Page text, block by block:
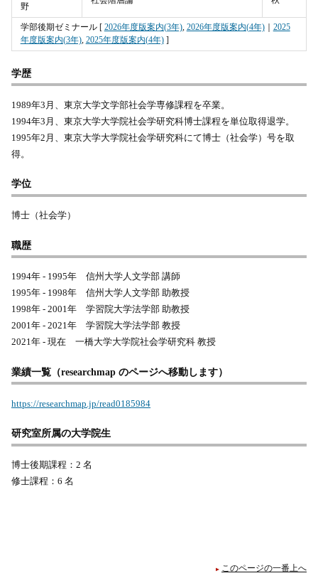
野
学部後期ゼミナール [ 2026年度版案内(3年), 2026年度版案内(4年)｜ 2025
年度版案内(3年), 2025年度版案内(4年)]
学歴
1989年3月、東京大学文学部社会学専修課程を卒業。
1994年3月、東京大学大学院社会学研究科博士課程を単位取得退学。
1995年2月、東京大学大学院社会学研究科にて博士（社会学）号を取
得。
学位
博士（社会学）
職歴
1994年 - 1995年 信州大学人文学部 講師
1995年 - 1998年 信州大学人文学部 助教授
1998年 - 2001年 学習院大学法学部 助教授
2001年 - 2021年 学習院大学法学部 教授
2021年 - 現在 一橋大学大学院社会学研究科 教授
業績一覧（researchmap のページへ移動します）
https://researchmap.jp/read0185984
研究室所属の大学院生
博士後期課程：2 名
修士課程：6 名
このページの一番上へ